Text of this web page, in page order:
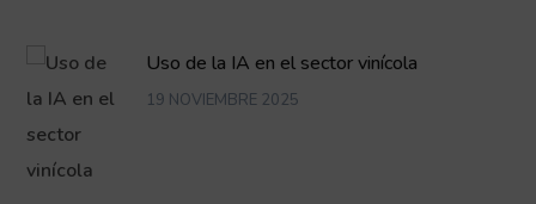
Uso de la IA en el sector vinícola
19 NOVIEMBRE 2025